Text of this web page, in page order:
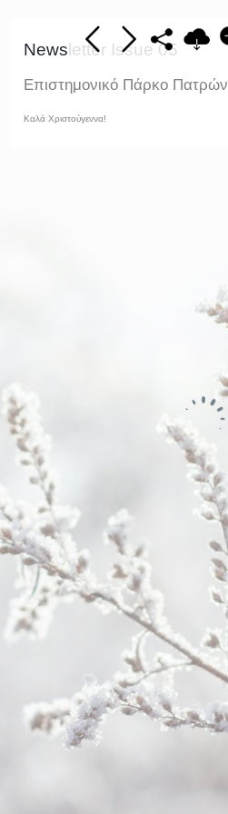
Newsletter Issue 05
Επιστημονικό Πάρκο Πατρών
Καλά Χριστούγεννα!